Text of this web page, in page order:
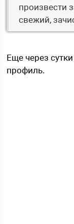
произвести
свежий,
Еще через
профиль.